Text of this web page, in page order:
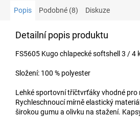
Popis Podobné (8) Diskuze
Detailní popis produktu
FS5605 Kugo chlapecké softshell 3 / 4
Složení: 100 % polyester
Lehké sportovní tříčtvrťáky vhodné pro
Rychleschnoucí mírně elastický
širokou gumu a olivku na stažení.